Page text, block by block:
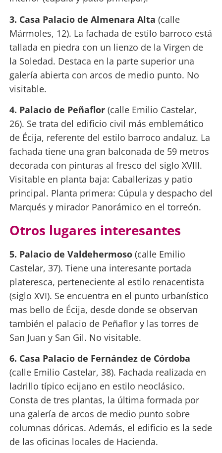
3. Casa Palacio de Almenara Alta (calle
Mármoles, 12). La fachada de estilo barroco está
tallada en piedra con un lienzo de la Virgen de
la Soledad. Destaca en la parte superior una
galería abierta con arcos de medio punto. No
visitable.
4. Palacio de Peñaflor(calle Emilio Castelar,
26). Se trata del edificio civil más emblemático
de Écija, referente del estilo barroco andaluz. La
fachada tiene una gran balconada de 59 metros
decorada con pinturas al fresco del siglo XVIII.
Visitable en planta baja: Caballerizas y patio
principal. Planta primera: Cúpula y despacho del
Marqués y mirador Panorámico en el torreón.
Otros lugares interesantes
5. Palacio de Valdehermoso(calle Emilio
Castelar, 37). Tiene una interesante portada
plateresca, perteneciente al estilo renacentista
(siglo XVI). Se encuentra en el punto urbanístico
mas bello de Écija, desde donde se observan
también el palacio de Peñaflor y las torres de
San Juan y San Gil. No visitable.
6. Casa Palacio de Fernández de Córdoba
(calle Emilio Castelar, 38). Fachada realizada en
ladrillo típico ecijano en estilo neoclásico.
Consta de tres plantas, la última formada por
una galería de arcos de medio punto sobre
columnas dóricas. Además, el edificio es la sede
de las oficinas locales de Hacienda.